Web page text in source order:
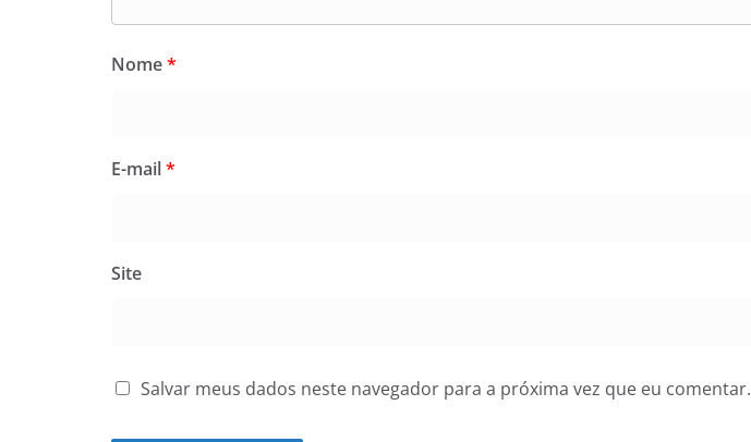
Nome*
E-mail*
Site
Salvar meus dados neste navegador para a próxima vez que eu comentar.